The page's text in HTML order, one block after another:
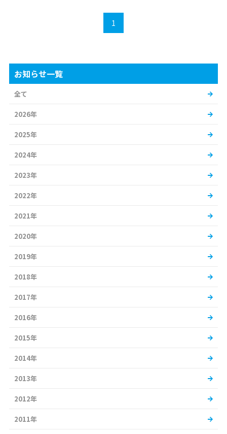
1
お知らせ一覧
全て
2026年
2025年
2024年
2023年
2022年
2021年
2020年
2019年
2018年
2017年
2016年
2015年
2014年
2013年
2012年
2011年